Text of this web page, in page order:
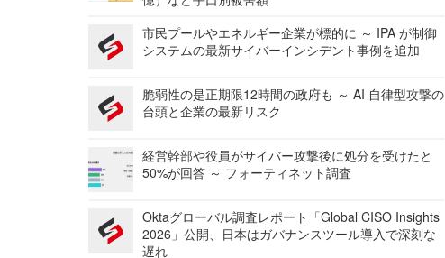
市民プールやエネルギー企業が標的に ～ IPA が制御
システムの最新サイバーインシデント事例を追加
脆弱性の是正期限12時間の政府も ～ AI 自律型攻撃の
台頭と企業の最新リスク
経営幹部や役員がサイバー攻撃後に処分を受けたと
50%が回答 ～ フォーティネット調査
Oktaグローバル調査レポート「Global CISO Insights
2026」公開、日本はガバナンスツール導入で深刻な
遅れ